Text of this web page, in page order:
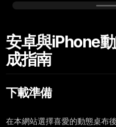
Tuesday,
安卓與iPhone
成指南
下載準備
在本網站選擇喜愛的動態桌布後